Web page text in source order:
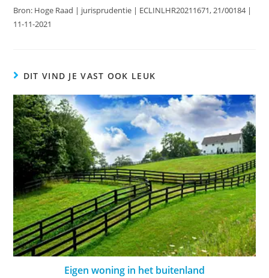
Bron: Hoge Raad | jurisprudentie | ECLINLHR20211671, 21/00184 |
11-11-2021
DIT VIND JE VAST OOK LEUK
Eigen woning in het buitenland